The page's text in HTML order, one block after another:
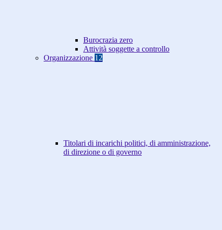
Burocrazia zero
Attività soggette a controllo
Organizzazione 12
Titolari di incarichi politici, di amministrazione,
di direzione o di governo